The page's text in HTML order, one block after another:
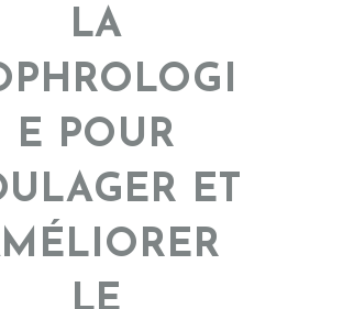
LA
E POUR
ET
LE